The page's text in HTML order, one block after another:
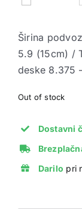
Širina
5.9 (15cm) /
deske 8.375
Out of stock
Dostavni
Darilo pri